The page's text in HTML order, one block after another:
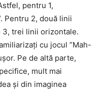
pentru 1,
Pentru 2, două linii
trei linii orizontale.
cu jocul ”Mah-
Pe de altă parte,
mult mai
și din imaginea